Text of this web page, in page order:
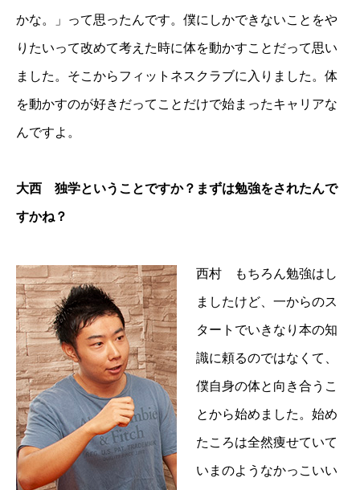
かな。」って思ったんです。僕にしかできないことをや
りたいって改めて考えた時に体を動かすことだって思い
ました。そこからフィットネスクラブに入りました。体
を動かすのが好きだってことだけで始まったキャリアな
んですよ。
大西 独学ということですか？まずは勉強をされたんで
すかね？
西村 もちろん勉強はし
ましたけど、一からのス
タートでいきなり本の知
識に頼るのではなくて、
僕自身の体と向き合うこ
とから始めました。始め
たころは全然痩せていて
いまのようなかっこいい